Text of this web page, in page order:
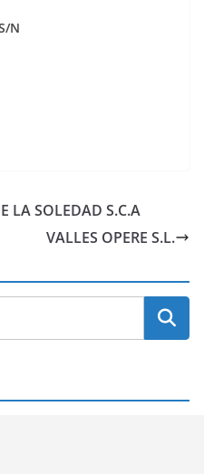
N
LA SOLEDAD S.C.A
VALLES OPERE S.L.